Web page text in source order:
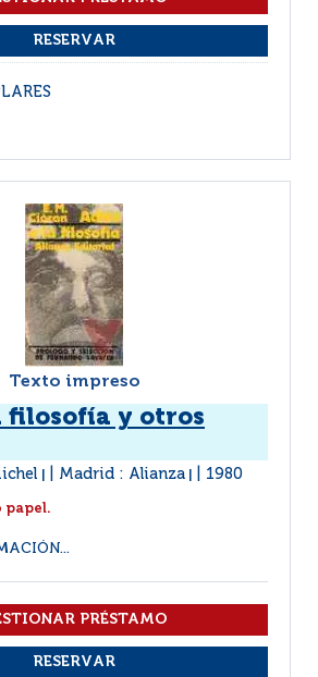
Texto impreso
filosofía y otros
Madrid : Alianza 1980
papel.